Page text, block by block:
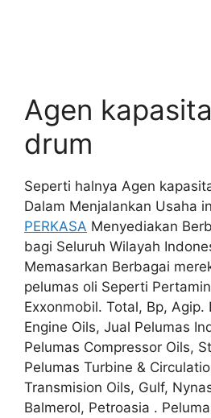
Agen
drum
Seperti halnya Agen
Dalam Menjalankan Usaha
PERKASA Menyediakan
bagi Seluruh Wilayah
Memasarkan Berbagai
pelumas oli Seperti
Exxonmobil. Total, Bp, Agip.
Engine Oils, Jual Pelumas
Pelumas Compressor Oils,
Pelumas Turbine &
Transmision Oils, Gulf,
Balmerol, Petroasia .